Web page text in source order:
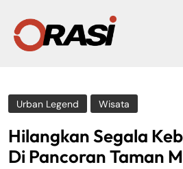
Urban Legend Wisata
Hilangkan Segala
Di Pancoran Taman